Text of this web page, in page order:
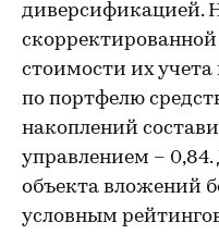
диверсификацией.
стоимости их учета
по портфелю
накоплений
управлением –
объекта вложений
условным